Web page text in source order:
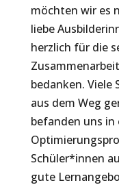
möchten wir es
liebe
herzlich für die
bedanken. Viele
aus dem Weg
befanden uns
Schüler*innen
gute